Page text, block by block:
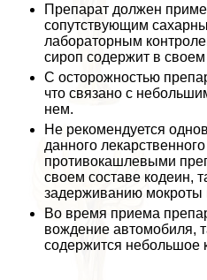
Препарат должен
сопутствующим
лабораторным
сироп содержит в своем
С осторожностью
что связано с
нем.
Не рекомендуется
данного
противокашлевыми
своем составе кодеин,
задерживанию мокроты
Во время приема
вождение автомобиля,
содержится небольшое